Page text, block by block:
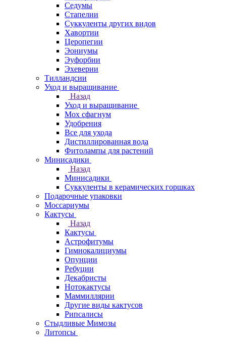
Седумы
Стапелии
Суккуленты других видов
Хавортии
Церопегии
Эониумы
Эуфорбии
Эхеверии
Тилландсии
Уход и выращивание
Назад
Уход и выращивание
Мох сфагнум
Удобрения
Все для ухода
Дистиллированная вода
Фитолампы для растений
Минисадики
Назад
Минисадики
Суккуленты в керамических горшках
Подарочные упаковки
Моссариумы
Кактусы
Назад
Кактусы
Астрофитумы
Гимнокалициумы
Опунции
Ребуции
Декабристы
Нотокактусы
Маммиллярии
Другие виды кактусов
Рипсалисы
Стыдливые Мимозы
Литопсы